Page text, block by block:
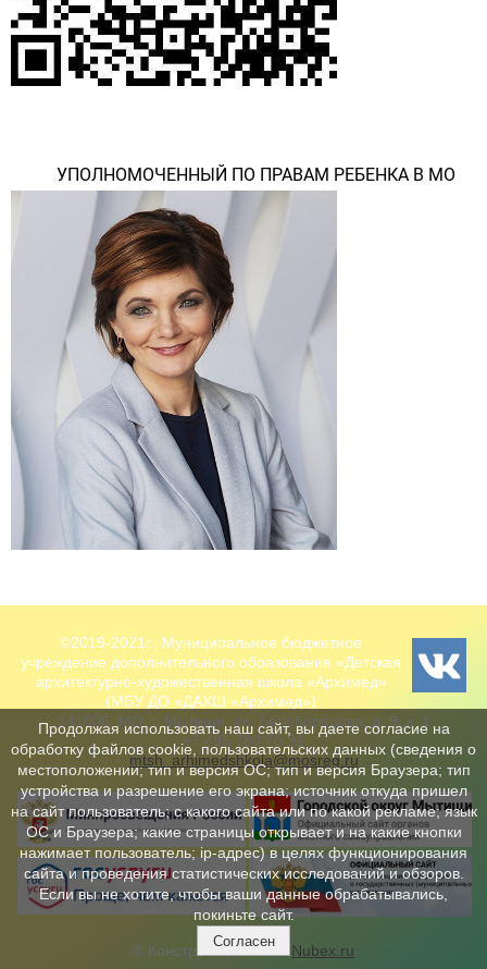
УПОЛНОМОЧЕННЫЙ ПО ПРАВАМ РЕБЕНКА В МО
©2019-2021г., Муниципальное бюджетное
учреждение дополнительного образования «Детская
архитектурно-художественная школа «Архимед»
(МБУ ДО «ДАХШ «Архимед»)
141006, МО, г. Мытищи, ул. Белобородова, д. 9, к. 1
+7 495 780 70 31
mtsh_arhimedshkola@mosreg.ru
© Конструктор сайтовNubex.ru
Продолжая использовать наш сайт, вы даете согласие на
обработку файлов cookie, пользовательских данных (сведения о
местоположении; тип и версия ОС; тип и версия Браузера; тип
устройства и разрешение его экрана; источник откуда пришел
на сайт пользователь; с какого сайта или по какой рекламе; язык
ОС и Браузера; какие страницы открывает и на какие кнопки
нажимает пользователь; ip-адрес) в целях функционирования
сайта и проведения статистических исследований и обзоров.
Если вы не хотите, чтобы ваши данные обрабатывались,
покиньте сайт.
Согласен